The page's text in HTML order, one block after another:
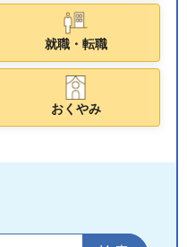
就職・転職
おくやみ